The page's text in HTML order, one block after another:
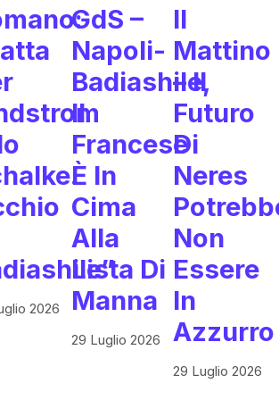
2026
GdS –
Napoli-
Badiashile,
Il
Francese
È In
Cima
Alla
Lista Di
Manna
29 Luglio 2026
Il
Mattino
– Il
Futuro
Di
Neres
Non
Essere
In
Azzurro
29 Luglio 2026